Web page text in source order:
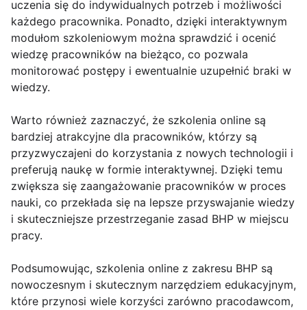
uczenia się do indywidualnych potrzeb i możliwości
każdego pracownika. Ponadto, dzięki interaktywnym
modułom szkoleniowym można sprawdzić i ocenić
wiedzę pracowników na bieżąco, co pozwala
monitorować postępy i ewentualnie uzupełnić braki w
wiedzy.
Warto również zaznaczyć, że szkolenia online są
bardziej atrakcyjne dla pracowników, którzy są
przyzwyczajeni do korzystania z nowych technologii i
preferują naukę w formie interaktywnej. Dzięki temu
zwiększa się zaangażowanie pracowników w proces
nauki, co przekłada się na lepsze przyswajanie wiedzy
i skuteczniejsze przestrzeganie zasad BHP w miejscu
pracy.
Podsumowując, szkolenia online z zakresu BHP są
nowoczesnym i skutecznym narzędziem edukacyjnym,
które przynosi wiele korzyści zarówno pracodawcom,